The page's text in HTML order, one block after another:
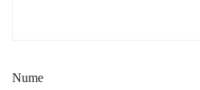
Nume